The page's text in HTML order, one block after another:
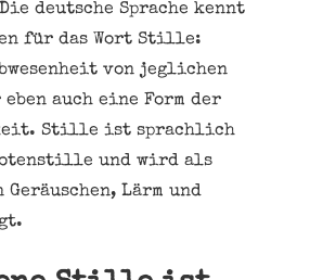
deutsche Sprache kennt
für das Wort Stille:
von jeglichen
eben auch eine Form der
Stille ist sprachlich
und wird als
Lärm und